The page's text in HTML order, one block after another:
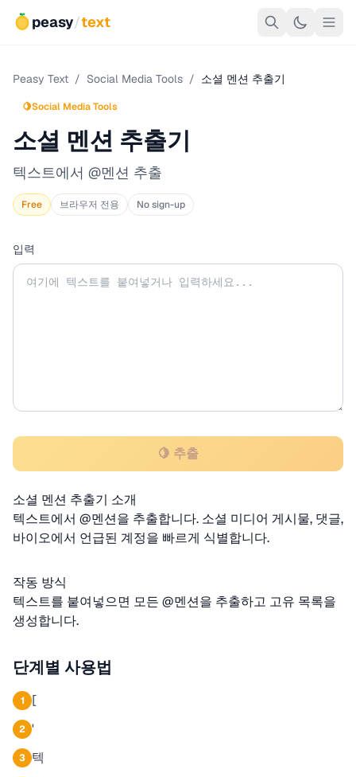
peasy/text
Peasy Text / Social Media Tools / 소셜 멘션 추출기
🍋Social Media Tools
소셜 멘션 추출기
텍스트에서 @멘션 추출
Free 브라우저 전용 No sign-up
입력
🍋 추출
소셜 멘션 추출기 소개
텍스트에서 @멘션을 추출합니다. 소셜 미디어 게시물, 댓글,
바이오에서 언급된 계정을 빠르게 식별합니다.
작동 방식
텍스트를 붙여넣으면 모든 @멘션을 추출하고 고유 목록을
생성합니다.
단계별 사용법
1 [
2 '
3 텍